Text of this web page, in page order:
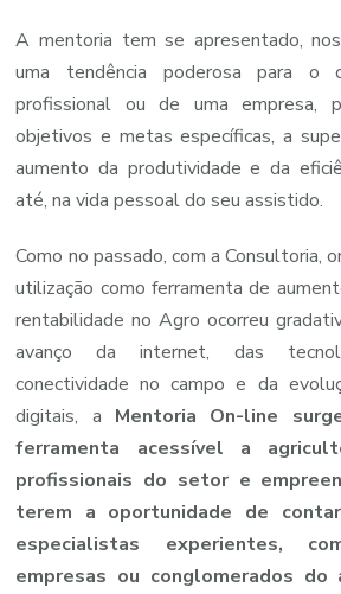
A mentoria tem se apresentado,
uma tendência poderosa para o
profissional ou de uma empresa,
objetivos e metas específicas, a
aumento da produtividade e da
até, na vida pessoal do seu assistido.
Como no passado, com a Consultoria,
utilização como ferramenta de
rentabilidade no Agro ocorreu
avanço da internet, das
conectividade no campo e da
digitais, a Mentoria On-line
ferramenta acessível a
profissionais do setor e
terem a oportunidade de
especialistas experientes,
empresas ou conglomerados do